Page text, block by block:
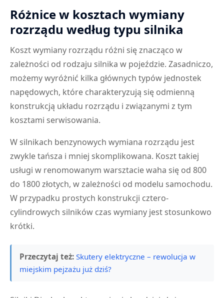
Różnice w kosztach wymiany
rozrządu według typu silnika
Koszt wymiany rozrządu różni się znacząco w
zależności od rodzaju silnika w pojeździe. Zasadniczo,
możemy wyróżnić kilka głównych typów jednostek
napędowych, które charakteryzują się odmienną
konstrukcją układu rozrządu i związanymi z tym
kosztami serwisowania.
W silnikach benzynowych wymiana rozrządu jest
zwykle tańsza i mniej skomplikowana. Koszt takiej
usługi w renomowanym warsztacie waha się od 800
do 1800 złotych, w zależności od modelu samochodu.
W przypadku prostych konstrukcji cztero-
cylindrowych silników czas wymiany jest stosunkowo
krótki.
Przeczytaj też: Skutery elektryczne – rewolucja w
miejskim pejzażu już dziś?